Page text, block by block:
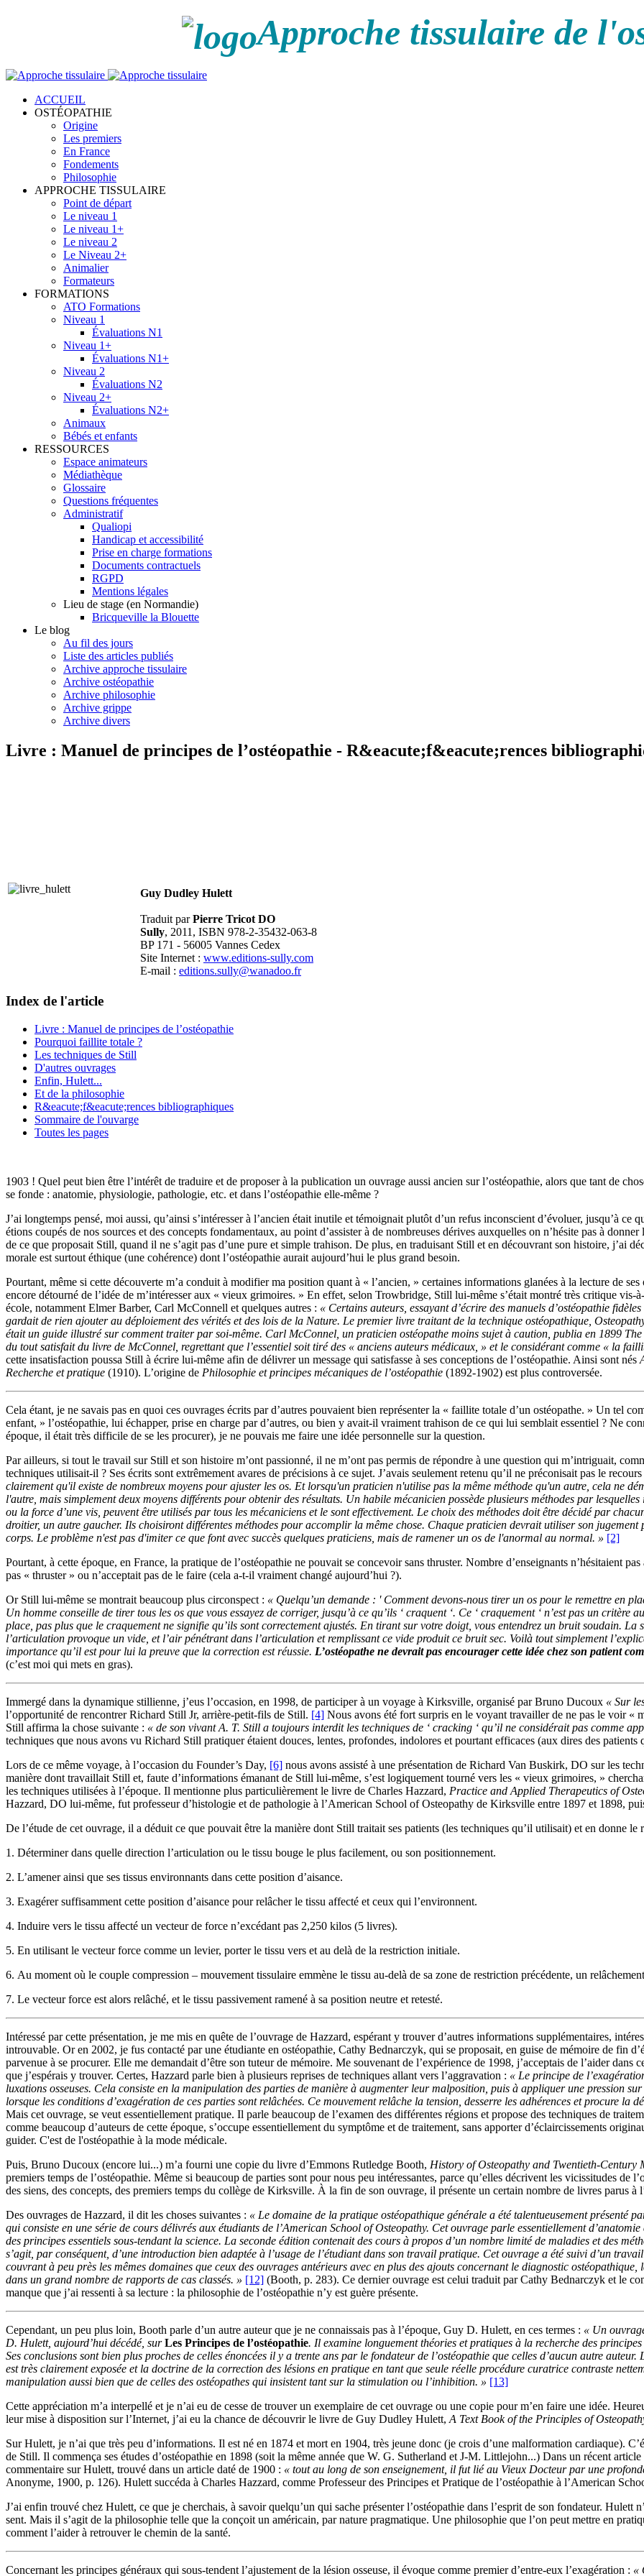
Approche tissulaire de
ACCUEIL
OSTÉOPATHIE
Origine
Les premiers
En France
Fondements
Philosophie
APPROCHE TISSULAIRE
Point de départ
Le niveau 1
Le niveau 1+
Le niveau 2
Le Niveau 2+
Animalier
Formateurs
FORMATIONS
ATO Formations
Niveau 1
Évaluations N1
Niveau 1+
Évaluations N1+
Niveau 2
Évaluations N2
Niveau 2+
Évaluations N2+
Animaux
Bébés et enfants
RESSOURCES
Espace animateurs
Médiathèque
Glossaire
Questions fréquentes
Administratif
Qualiopi
Handicap et accessibilité
Prise en charge formations
Documents contractuels
RGPD
Mentions légales
Lieu de stage (en Normandie)
Bricqueville la Blouette
Le blog
Au fil des jours
Liste des articles publiés
Archive approche tissulaire
Archive ostéopathie
Archive philosophie
Archive grippe
Archive divers
Livre : Manuel de principes de l’ostéopathie - R&eacute;f&eacute;rences
Guy Dudley Hulett
Traduit parPierre Tricot DO
Sully, 2011, ISBN 978-2-35432-063-8
BP 171 - 56005 Vannes Cedex
Site Internet : www.editions-sully.com
E-mail : editions.sully@wanadoo.fr
Index de l'article
Livre : Manuel de principes de l’ostéopathie
Pourquoi faillite totale ?
Les techniques de Still
D'autres ouvrages
Enfin, Hulett...
Et de la philosophie
R&eacute;f&eacute;rences bibliographiques
Sommaire de l'ouvarge
Toutes les pages
1903 ! Quel peut bien être l’intérêt de traduire et de proposer à la publication un ouvrage aussi ancien sur l’ostéopathie, alors que tant de
se fonde : anatomie, physiologie, pathologie, etc. et dans l’ostéopathie elle-même ?
J’ai longtemps pensé, moi aussi, qu’ainsi s’intéresser à l’ancien était inutile et témoignait plutôt d’un refus inconscient d’évoluer, jusqu’à
étions coupés de nos sources et des concepts fondamentaux, au point d’assister à de nombreuses dérives auxquelles on n’hésite pas à
de ce que proposait Still, quand il ne s’agit pas d’une pure et simple trahison. De plus, en traduisant Still et en découvrant son histoire, j’ai
morale est surtout éthique (une cohérence) dont l’ostéopathie aurait aujourd’hui le plus grand besoin.
Pourtant, même si cette découverte m’a conduit à modifier ma position quant à « l’ancien, » certaines informations glanées à la lecture de
encore détourné de l’idée de m’intéresser aux « vieux grimoires. » En effet, selon Trowbridge, Still lui-même s’était montré très critique vis-
école, notamment Elmer Barber, Carl McConnell et quelques autres : « Certains auteurs, essayant d’écrire des manuels d’ostéopathie
gardait de rien ajouter au déploiement des vérités et des lois de la Nature. Le premier livre traitant de la technique ostéopathique,
était un guide illustré sur comment traiter par soi-même. Carl McConnel, un praticien ostéopathe moins sujet à caution, publia en 1899
du tout satisfait du livre de McConnel, regrettant que l’essentiel soit tiré des « anciens auteurs médicaux, » et le considérant comme « la
cette insatisfaction poussa Still à écrire lui-même afin de délivrer un message qui satisfasse à ses conceptions de l’ostéopathie. Ainsi sont nés
Recherche et pratique (1910). L’origine de Philosophie et principes mécaniques de l’ostéopathie (1892-1902) est plus controversée.
Cela étant, je ne savais pas en quoi ces ouvrages écrits par d’autres pouvaient bien représenter la « faillite totale d’un ostéopathe. » Un tel
enfant, » l’ostéopathie, lui échapper, prise en charge par d’autres, ou bien y avait-il vraiment trahison de ce qui lui semblait essentiel ? Ne
époque, il était très difficile de se les procurer), je ne pouvais me faire une idée personnelle sur la question.
Par ailleurs, si tout le travail sur Still et son histoire m’ont passionné, il ne m’ont pas permis de répondre à une question qui m’intriguait,
techniques utilisait-il ? Ses écrits sont extrêmement avares de précisions à ce sujet. J’avais seulement retenu qu’il ne préconisait pas le
clairement qu'il existe de nombreux moyens pour ajuster les os. Et lorsqu'un praticien n'utilise pas la même méthode qu'un autre, cela ne
l'autre, mais simplement deux moyens différents pour obtenir des résultats. Un habile mécanicien possède plusieurs méthodes par
ou la force d’une vis, peuvent être utilisés par tous les mécaniciens et le sont effectivement. Le choix des méthodes doit être décidé par
droitier, un autre gaucher. Ils choisiront différentes méthodes pour accomplir la même chose. Chaque praticien devrait utiliser son
corps. Le problème n'est pas d'imiter ce que font avec succès quelques praticiens, mais de ramener un os de l'anormal au normal. » [2]
Pourtant, à cette époque, en France, la pratique de l’ostéopathie ne pouvait se concevoir sans thruster. Nombre d’enseignants n’hésitaient
pas « thruster » ou n’acceptait pas de le faire (cela a-t-il vraiment changé aujourd’hui ?).
Or Still lui-même se montrait beaucoup plus circonspect : « Quelqu’un demande : ' Comment devons-nous tirer un os pour le remettre en
Un homme conseille de tirer tous les os que vous essayez de corriger, jusqu’à ce qu’ils ‘ craquent ‘. Ce ‘ craquement ‘ n’est pas un critère
place, pas plus que le craquement ne signifie qu’ils sont correctement ajustés. En tirant sur votre doigt, vous entendrez un bruit soudain. La
l’articulation provoque un vide, et l’air pénétrant dans l’articulation et remplissant ce vide produit ce bruit sec. Voilà tout simplement
importance qu’il est pour lui la preuve que la correction est réussie. L’ostéopathe ne devrait pas encourager cette idée chez son patient
(c’est moi qui mets en gras).
Immergé dans la dynamique stillienne, j’eus l’occasion, en 1998, de participer à un voyage à Kirksville, organisé par Bruno Ducoux « Sur
l’opportunité de rencontrer Richard Still Jr, arrière-petit-fils de Still. [4] Nous avons été fort surpris en le voyant travailler de ne pas le voir «
Still affirma la chose suivante : « de son vivant A. T. Still a toujours interdit les techniques de ‘ cracking ‘ qu’il ne considérait pas comme
techniques que nous avons vu Richard Still pratiquer étaient douces, lentes, profondes, indolores et pourtant efficaces (aux dires des patients
Lors de ce même voyage, à l’occasion du Founder’s Day, [6] nous avons assisté à une présentation de Richard Van Buskirk, DO sur les
manière dont travaillait Still et, faute d’informations émanant de Still lui-même, s’est logiquement tourné vers les « vieux grimoires, »
les techniques utilisées à l’époque. Il mentionne plus particulièrement le livre de Charles Hazzard, Practice and Applied Therapeutics of
Hazzard, DO lui-même, fut professeur d’histologie et de pathologie à l’American School of Osteopathy de Kirksville entre 1897 et 1898,
De l’étude de cet ouvrage, il a déduit ce que pouvait être la manière dont Still traitait ses patients (les techniques qu’il utilisait) et en donne le
1. Déterminer dans quelle direction l’articulation ou le tissu bouge le plus facilement, ou son positionnement.
2. L’amener ainsi que ses tissus environnants dans cette position d’aisance.
3. Exagérer suffisamment cette position d’aisance pour relâcher le tissu affecté et ceux qui l’environnent.
4. Induire vers le tissu affecté un vecteur de force n’excédant pas 2,250 kilos (5 livres).
5. En utilisant le vecteur force comme un levier, porter le tissu vers et au delà de la restriction initiale.
6. Au moment où le couple compression – mouvement tissulaire emmène le tissu au-delà de sa zone de restriction précédente, un
7. Le vecteur force est alors relâché, et le tissu passivement ramené à sa position neutre et retesté.
Intéressé par cette présentation, je me mis en quête de l’ouvrage de Hazzard, espérant y trouver d’autres informations supplémentaires,
introuvable. Or en 2002, je fus contacté par une étudiante en ostéopathie, Cathy Bednarczyk, qui se proposait, en guise de mémoire de fin
parvenue à se procurer. Elle me demandait d’être son tuteur de mémoire. Me souvenant de l’expérience de 1998, j’acceptais de l’aider dans
que j’espérais y trouver. Certes, Hazzard parle bien à plusieurs reprises de techniques allant vers l’aggravation : « Le principe de
luxations osseuses. Cela consiste en la manipulation des parties de manière à augmenter leur malposition, puis à appliquer une pression
lorsque les conditions d’exagération de ces parties sont relâchées. Ce mouvement relâche la tension, desserre les adhérences et procure la
Mais cet ouvrage, se veut essentiellement pratique. Il parle beaucoup de l’examen des différentes régions et propose des techniques de
comme beaucoup d’auteurs de cette époque, s’occupe essentiellement du symptôme et de traitement, sans apporter d’éclaircissements
guider. C'est de l'ostéopathie à la mode médicale.
Puis, Bruno Ducoux (encore lui...) m’a fourni une copie du livre d’Emmons Rutledge Booth, History of Osteopathy and Twentieth-Century
premiers temps de l’ostéopathie. Même si beaucoup de parties sont pour nous peu intéressantes, parce qu’elles décrivent les vicissitudes de
des siens, des concepts, des premiers temps du collège de Kirksville. À la fin de son ouvrage, il présente un certain nombre de livres parus à
Des ouvrages de Hazzard, il dit les choses suivantes : « Le domaine de la pratique ostéopathique générale a été talentueusement présenté
qui consiste en une série de cours délivrés aux étudiants de l’American School of Osteopathy. Cet ouvrage parle essentiellement
des principes essentiels sous-tendant la science. La seconde édition contenait des cours à propos d’un nombre limité de maladies et des
s’agit, par conséquent, d’une introduction bien adaptée à l’usage de l’étudiant dans son travail pratique. Cet ouvrage a été suivi d’un
couvrant à peu près les mêmes domaines que ceux des ouvrages antérieurs avec en plus des ajouts concernant le diagnostic
dans un grand nombre de rapports de cas classés. » [12] (Booth, p. 283). Ce dernier ouvrage est celui traduit par Cathy Bednarczyk et le
manque que j’ai ressenti à sa lecture : la philosophie de l’ostéopathie n’y est guère présente.
Cependant, un peu plus loin, Booth parle d’un autre auteur que je ne connaissais pas à l’époque, Guy D. Hulett, en ces termes : « Un
D. Hulett, aujourd’hui décédé, surLes Principes de l’ostéopathie. Il examine longuement théories et pratiques à la recherche des
Ses conclusions sont bien plus proches de celles énoncées il y a trente ans par le fondateur de l’ostéopathie que celles d’aucun autre
est très clairement exposée et la doctrine de la correction des lésions en pratique en tant que seule réelle procédure curatrice contraste
manipulation aussi bien que de celles des ostéopathes qui insistent tant sur la stimulation ou l’inhibition. » [13]
Cette appréciation m’a interpellé et je n’ai eu de cesse de trouver un exemplaire de cet ouvrage ou une copie pour m’en faire une idée.
leur mise à disposition sur l’Internet, j’ai eu la chance de découvrir le livre de Guy Dudley Hulett, A Text Book of the Principles of
Sur Hulett, je n’ai que très peu d’informations. Il est né en 1874 et mort en 1904, très jeune donc (je crois d’une malformation cardiaque).
de Still. Il commença ses études d’ostéopathie en 1898 (soit la même année que W. G. Sutherland et J-M. Littlejohn...) Dans un récent article
commentaire sur Hulett, trouvé dans un article daté de 1900 : « tout au long de son enseignement, il fut lié au Vieux Docteur par une
Anonyme, 1900, p. 126). Hulett succéda à Charles Hazzard, comme Professeur des Principes et Pratique de l’ostéopathie à l’American
J’ai enfin trouvé chez Hulett, ce que je cherchais, à savoir quelqu’un qui sache présenter l’ostéopathie dans l’esprit de son fondateur. Hulett
sent. Mais il s’agit de la philosophie telle que la conçoit un américain, par nature pragmatique. Une philosophie que l’on peut mettre en
comment l’aider à retrouver le chemin de la santé.
Concernant les principes généraux qui sous-tendent l’ajustement de la lésion osseuse, il évoque comme premier d’entre-eux l’exagération : «